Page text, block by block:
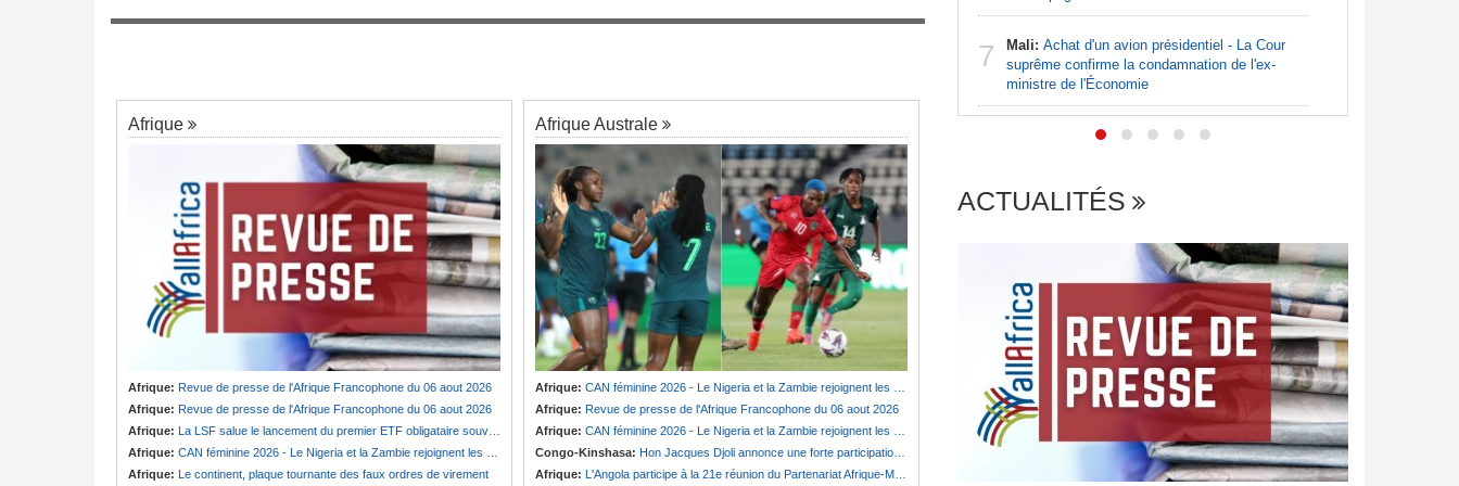
Afrique
Afrique: Revue de presse de l'Afrique Francophone du 06 aout 2026
Afrique: Revue de presse de l'Afrique Francophone du 06 aout 2026
Afrique: La LSF salue le lancement du premier ETF obligataire souverain africain (USD) disponible en Europe
Afrique: CAN féminine 2026 - Le Nigeria et la Zambie rejoignent les quarts de finale
Afrique: Le continent, plaque tournante des faux ordres de virement
Afrique Australe
Afrique: CAN féminine 2026 - Le Nigeria et la Zambie rejoignent les quarts de finale
Afrique: Revue de presse de l'Afrique Francophone du 06 aout 2026
Afrique: CAN féminine 2026 - Le Nigeria et la Zambie rejoignent les quarts de finale
Congo-Kinshasa: Hon Jacques Djoli annonce une forte participation du pays à la Conférence des présidents de parlements à Midrand
Afrique: L'Angola participe à la 21e réunion du Partenariat Afrique-Monde arabe au Caire
Guinée:Le pays demande à la France la
7
président Doumbouya en Grèce - Opposition et
7 Mali: Achat d'un avion présidentiel - La Cour
suprême confirme la condamnation de l'ex-
ministre de l'Économie
ACTUALITÉS